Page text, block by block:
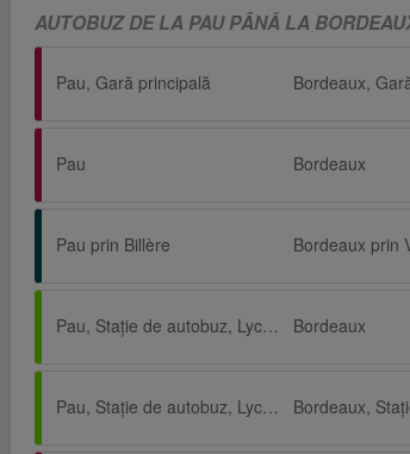
AUTOBUZ DE LA PAU PÂNĂ LA
Pau, Gară principală Bordeaux,
Pau Bordeaux
Pau prin Billère
Pau, Staţie de autobuz, Lycée St John Perse Bordeaux
Pau, Staţie de autobuz, Lycée St John Perse